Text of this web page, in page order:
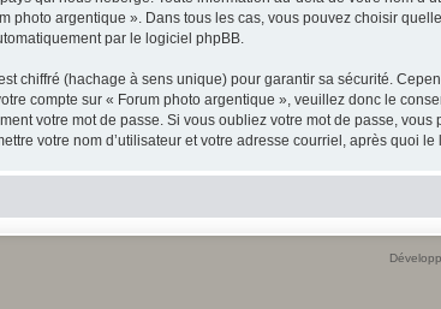
photo argentique ». Dans tous les cas, vous pouvez choisir
par le logiciel phpBB.
chiffré (hachage à sens unique) pour garantir sa sécurité.
compte sur « Forum photo argentique », veuillez donc le
votre mot de passe. Si vous oubliez votre mot de passe,
votre nom d’utilisateur et votre adresse courriel, après quoi